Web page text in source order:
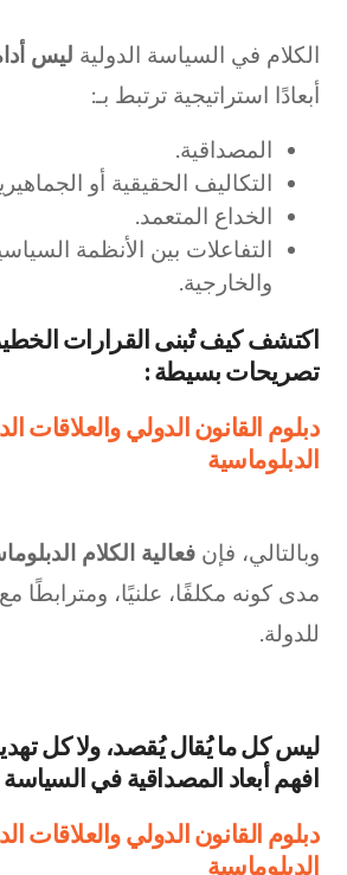
الكلام في السياسة الدولية ليس
أبعادًا استراتيجية ترتبط بـ:
المصداقية.
التكاليف الحقيقية أو
الخداع المتعمد.
التفاعلات بين الأنظمة
والخارجية.
اكتشف كيف تُبنى القرارات
تصريحات بسيطة :
دبلوم القانون الدولي والعلاقات
الدبلوماسية
وبالتالي، فإنفعالية الكلام
مدى كونه مكلفًا، علنيًا، ومترابطًا
للدولة.
ليس كل ما يُقال يُقصد، ولا كل
افهم أبعاد المصداقية في السياسة
دبلوم القانون الدولي والعلاقات
الدبلوماسية